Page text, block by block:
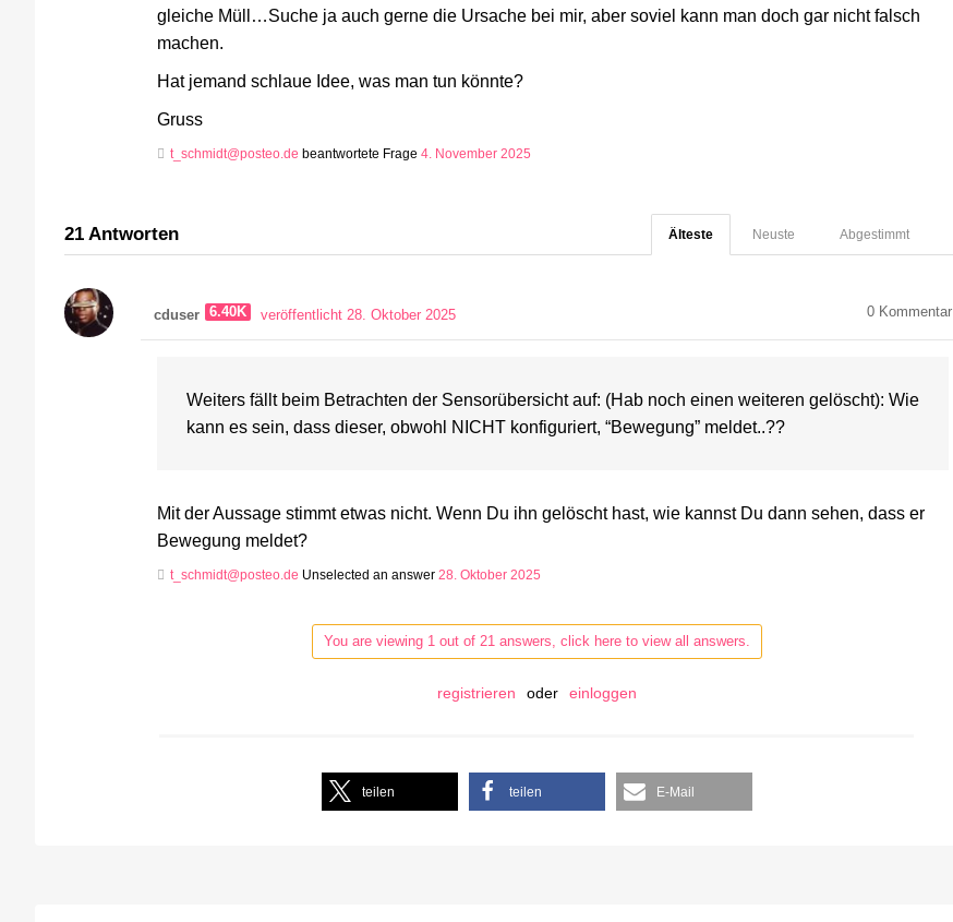
gleiche Müll…Suche ja auch gerne die Ursache bei mir, aber soviel kann man doch gar nicht falsch
machen.
Hat jemand schlaue Idee, was man tun könnte?
Gruss
t_schmidt@posteo.de beantwortete Frage 4. November 2025
21 Antworten Abgestimmt
Neuste
Älteste
cduser 6.40K veröffentlicht 28. Oktober 2025 0 Kommentar
Weiters fällt beim Betrachten der Sensorübersicht auf: (Hab noch einen weiteren gelöscht): Wie
kann es sein, dass dieser, obwohl NICHT konfiguriert, “Bewegung” meldet..??
Mit der Aussage stimmt etwas nicht. Wenn Du ihn gelöscht hast, wie kannst Du dann sehen, dass er
Bewegung meldet?
t_schmidt@posteo.de Unselected an answer 28. Oktober 2025
You are viewing 1 out of 21 answers, click here to view all answers.
registrieren oder einloggen
teilen teilen E-Mail